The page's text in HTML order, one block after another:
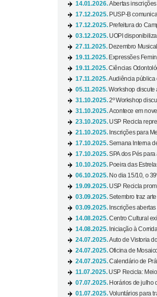
14.01.2026.Abertas
17.12.2025. PUSP-B
17.12.2025. Prefeitura do
03.12.2025. UOPI
27.11.2025. Dezembro
19.11.2025. Expressões
19.11.2025.Ciências
17.11.2025.Audiência pública
05.11.2025.Workshop discute
31.10.2025.2º Workshop
31.10.2025.Acontece em
23.10.2025. USP Recicla
21.10.2025. Inscrições para
17.10.2025.Semana Interna
17.10.2025.SPA dos Pés para
10.10.2025. Poeira das
06.10.2025. No dia 15/10, o
19.09.2025. USP Recicla
03.09.2025.Setembro traz arte
03.09.2025. Inscrições
14.08.2025.Centro Cultural
14.08.2025. Iniciação à
24.07.2025.Auto de Vistoria
24.07.2025.Oficina de
24.07.2025.Calendário de
11.07.2025. USP Recicla:
07.07.2025. Horários de julho
01.07.2025.Voluntários para